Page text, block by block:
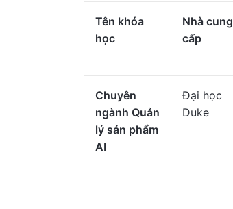
Tên khóa
học
Nhà cung
cấp
Chuyên
ngành Quản
lý sản phẩm
AI
Đại học
Duke